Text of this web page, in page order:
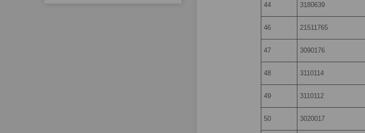
44 3180639
46 21511765
47 3090176
48 3110114
49 3110112
50 3020017